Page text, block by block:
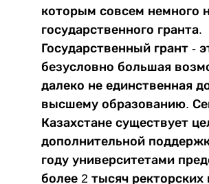
которым совсем немного
государственного гранта.
Государственный грант -
безусловно большая
далеко не единственная
высшему образованию.
Казахстане существует
дополнительной
году университетами
более 2 тысяч ректорских